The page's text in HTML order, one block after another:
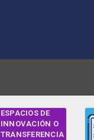
ESPACIOS DE
INNOVACIÓN O
TRANSFERENCIA